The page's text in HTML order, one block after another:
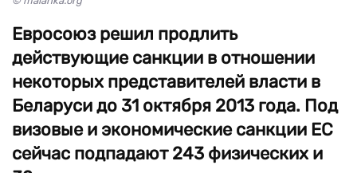
Евросоюз решил продлить
действующие санкции в отношении
некоторых представителей власти в
Беларуси до 31 октября 2013 года. Под
визовые и экономические санкции ЕС
сейчас подпадают 243 физических и